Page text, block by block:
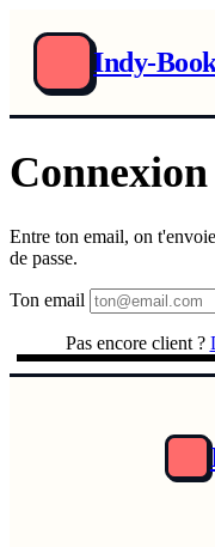
Indy-
Connexion
Entre ton email, on
de passe.
Ton email
Pas encore client ?